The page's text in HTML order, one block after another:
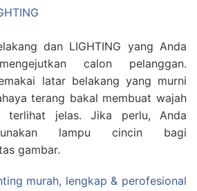
dan LIGHTING yang Anda
calon pelanggan.
latar belakang yang murni
terang bakal membuat wajah
terlihat jelas. Jika perlu, Anda
lampu cincin bagi
gambar.
murah, lengkap & perofesional